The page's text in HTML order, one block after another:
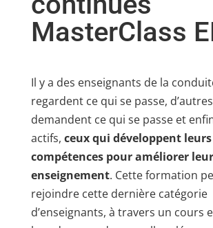
MasterClass
Il y a des enseignants de la
regardent ce qui se passe,
demandent ce qui se passe et
actifs, ceux qui développent leurs
compétences pour améliorer leur
enseignement. Cette formation
rejoindre cette dernière catégorie
d’enseignants, à travers un cours